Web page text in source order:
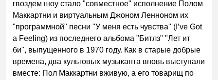
гвоздем шоу стало "совместное" исполнение Полом
Маккартни и виртуальным Джоном Ленноном их
"программной" песни "У меня есть чувства" (I’ve Got
a Feeling) из последнего альбома "Битлз" "Лет ит
би", выпущенного в 1970 году. Как в старые добрые
времена, два культовых музыканта вновь выступали
вместе: Пол Маккартни вживую, а его товарищ по